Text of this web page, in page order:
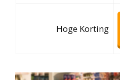
Hoge Korting